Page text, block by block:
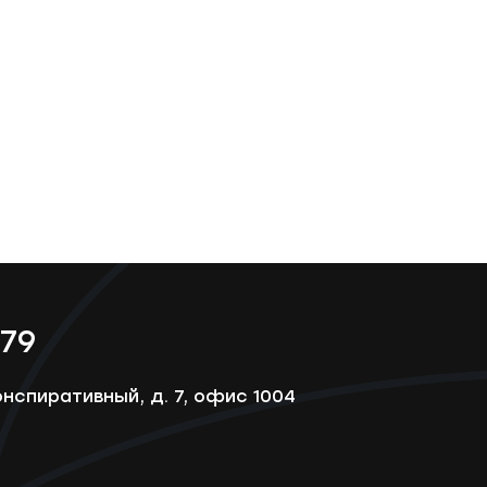
д. 7, офис 1004